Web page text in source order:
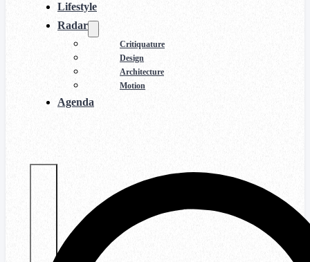
Lifestyle
Radar
Critiquature
Design
Architecture
Motion
Agenda